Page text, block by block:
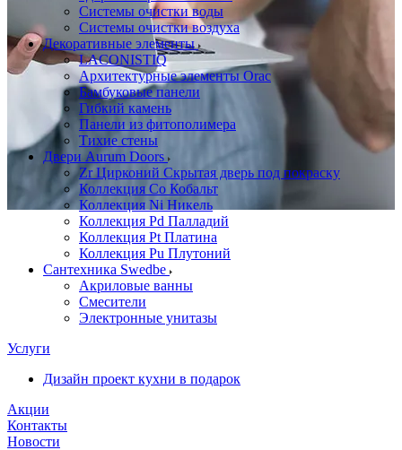
Системы очистки воды
Системы очистки воздуха
Декоративные элементы
LACONISTIQ
Архитектурные элементы Orac
Бамбуковые панели
Гибкий камень
Панели из фитополимера
Тихие стены
Двери Aurum Doors
Zr Цирконий Скрытая дверь под покраску
Коллекция Co Кобальт
Коллекция Ni Никель
Коллекция Pd Палладий
Коллекция Pt Платина
Коллекция Pu Плутоний
Сантехника Swedbe
Акриловые ванны
Смесители
Электронные унитазы
Услуги
Дизайн проект кухни в подарок
Акции
Контакты
Новости